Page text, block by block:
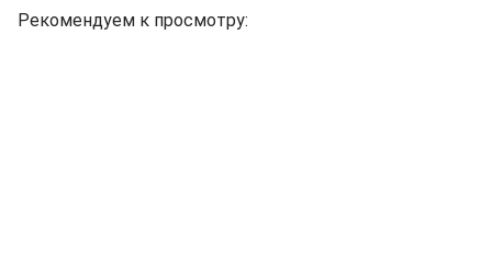
Рекомендуем к просмотру: